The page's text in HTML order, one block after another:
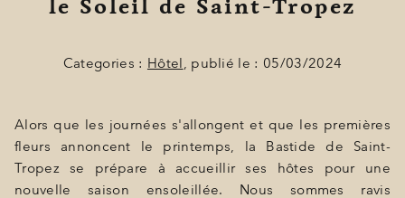
SPA BY HOLIDERMIE
ÉVÈNEMENTS
PHOTOS
le Soleil de Saint-Tropez
Categories : Hôtel, publié le : 05/03/2024
Alors que les journées s'allongent et que les premières
fleurs annoncent le printemps, la Bastide de Saint-
Tropez se prépare à accueillir ses hôtes pour une
nouvelle saison ensoleillée. Nous sommes ravis